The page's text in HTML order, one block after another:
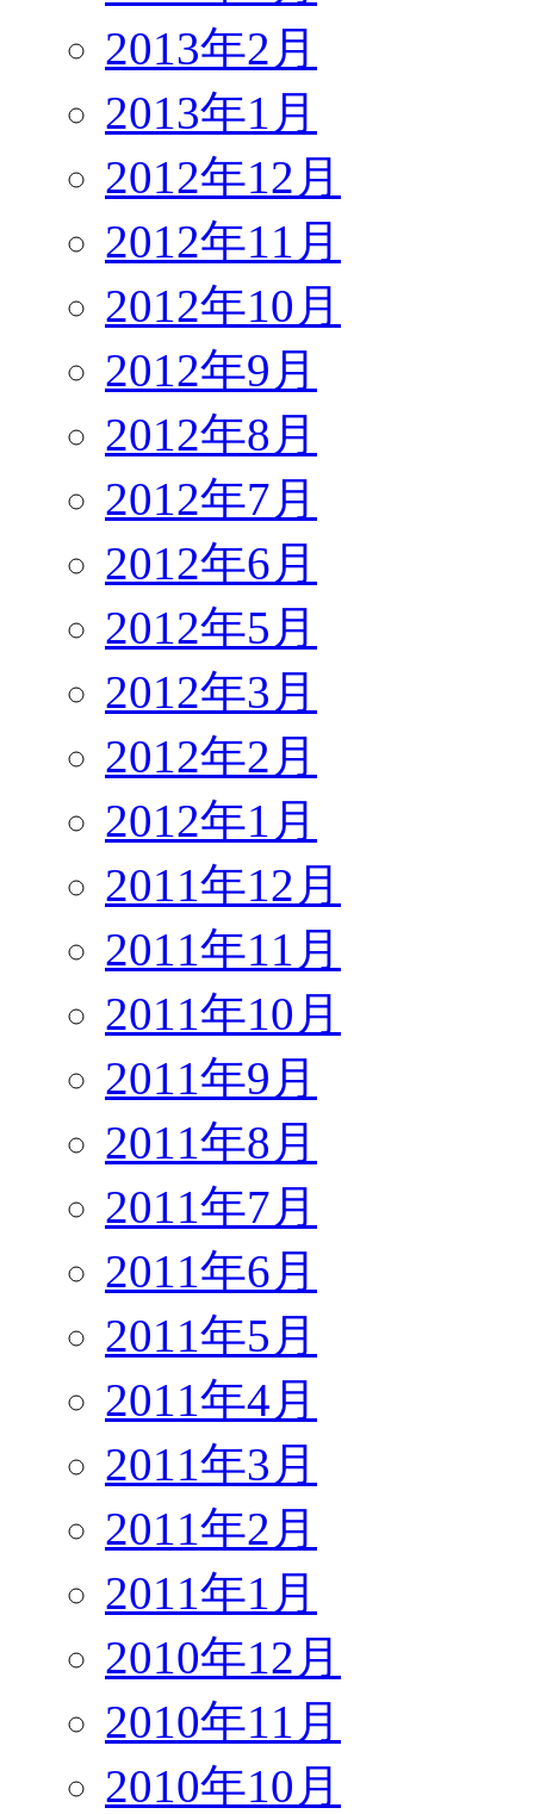
2013年2月
2013年1月
2012年12月
2012年11月
2012年10月
2012年9月
2012年8月
2012年7月
2012年6月
2012年5月
2012年3月
2012年2月
2012年1月
2011年12月
2011年11月
2011年10月
2011年9月
2011年8月
2011年7月
2011年6月
2011年5月
2011年4月
2011年3月
2011年2月
2011年1月
2010年12月
2010年11月
2010年10月